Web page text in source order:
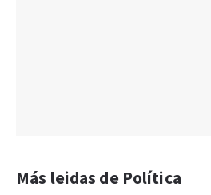
Más leidas de Política